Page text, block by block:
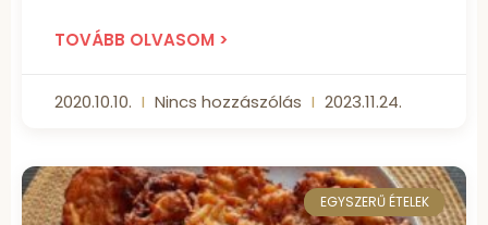
TOVÁBB OLVASOM >
2020.10.10. Nincs hozzászólás 2023.11.24.
EGYSZERŰ ÉTELEK